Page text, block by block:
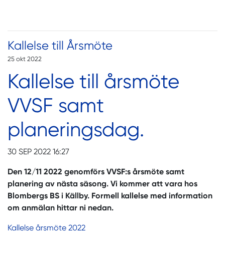
Kallelse till Årsmöte
25 okt 2022
Kallelse till årsmöte
VVSF samt
planeringsdag.
30 SEP 2022 16:27
Den 12/11 2022 genomförs VVSF:s årsmöte samt
planering av nästa säsong. Vi kommer att vara hos
Blombergs BS i Källby. Formell kallelse med information
om anmälan hittar ni nedan.
Kallelse årsmöte 2022